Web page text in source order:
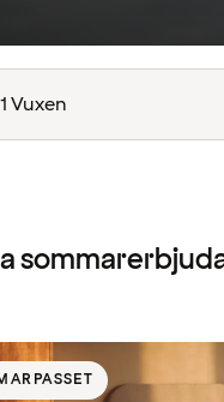
Vuxen